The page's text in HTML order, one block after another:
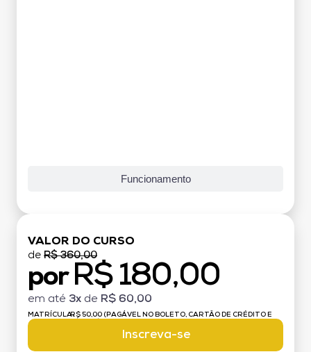
Funcionamento
VALOR DO CURSO
de R$ 360,00
por R$ 180,00
em até 3x de R$ 60,00
MATRÍCULA:R$ 50,00 (PAGÁVEL NO BOLETO, CARTÃO DE CRÉDITO E
Inscreva-se